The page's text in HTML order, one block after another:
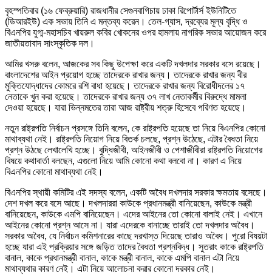
বৃহস্পতিবার (১৬ ফেব্রুয়ারি) রাজধানীর সেগুনবাগিচায় ঢাকা রিপোর্টার্স ইউনিটিতে
(ডিআরইউ) এক সভায় তিনি এ মন্তব্য করেন। তেল-গ্যাস, দ্রব্যের মূল্য বৃদ্ধি ও
বিএনপির যুগ্ম-মহাসচিব খায়রুল কবির খোকনের ওপর হামলায় নাগরিক সভার আয়োজন করে
জাতীয়তাবাদ সাংস্কৃতিক দল।
আমির খসরু বলেন, আজকের সব কিছু উপেক্ষা করে একটি দখলদার সরকার বসে রয়েছে।
বাংলাদেশের আইন প্রয়োগ হচ্ছে তাদেরকে রাখার জন্য। তাদেরকে রাখার জন্য বীর
মুক্তিযোদ্ধাদের কোমরে রশি বাধা হয়েছে। তাদেরকে রাখার জন্য বিরোধীদলের ১৭
নেতাকে খুন করা হয়েছে। তাদেরকে রাখার জন্য ৩৭ লাখ নেতাকর্মীর বিরুদ্ধে মামলা
দেওয়া হয়েছে। যারা ভিন্নমতের তারা আজ রাষ্ট্রীয় শত্রু হিসেবে পরিণত হয়েছে।
নতুন রাষ্ট্রপতি নির্বাচন প্রসঙ্গে তিনি বলেন, কে রাষ্ট্রপতি হয়েছে তা নিয়ে বিএনপির কোনো
মাথাব্যথা নেই। রাষ্ট্রপতি নিয়োগ নিয়ে বিতর্ক চলছে, প্রশ্ন উঠেছে, এটার বৈধতা নিয়ে
প্রশ্ন উঠছে লেখালেখি হচ্ছে। বুদ্ধিজীবী, আইনজীবী ও পেশাজীবীরা রাষ্ট্রপতি নিয়োগের
বিষয়ে কথাবার্তা বলছেন, এগুলো নিয়ে আমি কোনো কথা বলবো না। কারণ এ নিয়ে
বিএনপির কোনো মাথাব্যথা নেই।
বিএনপির স্থায়ী কমিটির এই সদস্য বলেন, একটি অবৈধ দখলদার সরকার ক্ষমতায় বসেছে।
দেশ দখল করে বসে আছে। দখলদাররা কাউকে প্রধানমন্ত্রী বানিয়েছেন, কাউকে মন্ত্রী
বানিয়েছেন, কাউকে এমপি বানিয়েছেন। এদের আইনের তো কোনো বালাই নেই। এখানে
আইনের কোনো প্রশ্ন আসে না। যারা এদেরকে বানাচ্ছে তারাই তো দখলদার অবৈধ।
সরকার অবৈধ, যে নির্বাচন কমিশনারের কাছে দরখাস্ত দিয়েছে তারাও অবৈধ। পুরো বিষয়টা
হচ্ছে যারা এই প্রক্রিয়ার সঙ্গে জড়িত তাদের বৈধতা প্রশ্নবিদ্ধ। সুতরাং কাকে রাষ্ট্রপতি
বানাল, কাকে প্রধানমন্ত্রী বানাল, কাকে মন্ত্রী বানাল, কাকে এমপি বানাল এটা নিয়ে
মাথাব্যথার কারণ নেই। এটা নিয়ে আলোচনা করার কোনো দরকার নেই।